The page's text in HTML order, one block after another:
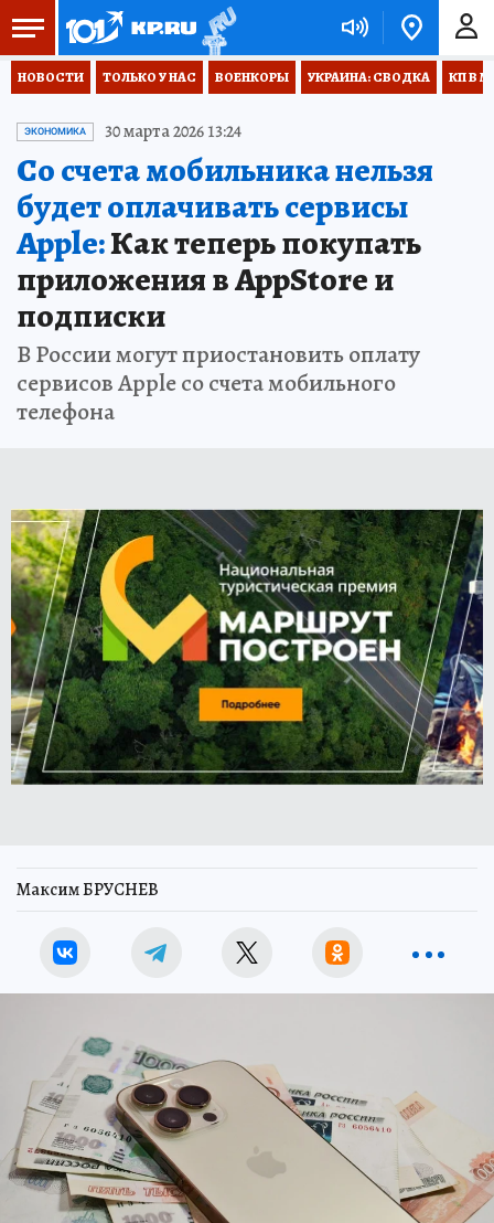
НОВОСТИ ТОЛЬКО У НАС ВОЕНКОРЫ УКРАИНА: СВОДКА КП В
ЭКОНОМИКА 30 марта 2026 13:24
Со счета мобильника нельзя
будет оплачивать сервисы
Apple:Как теперь покупать
приложения в AppStore и
подписки
В России могут приостановить оплату
сервисов Apple со счета мобильного
телефона
Максим БРУСНЕВ